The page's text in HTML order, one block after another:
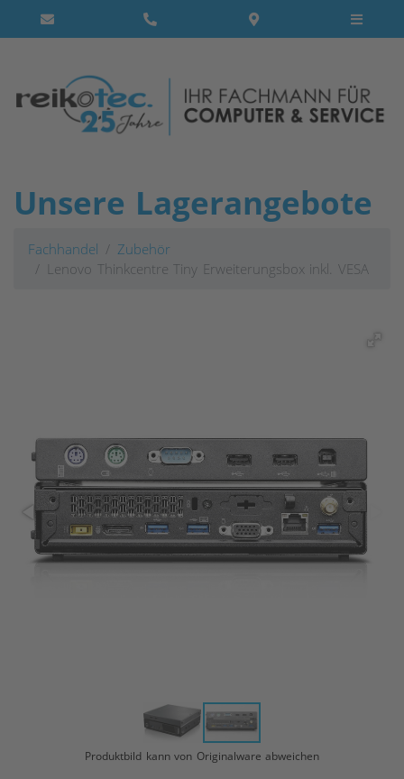
Unsere Lagerangebote
Fachhandel
Zubehör
Lenovo Thinkcentre Tiny Erweiterungsbox inkl. VESA
Produktbild kann von Originalware abweichen